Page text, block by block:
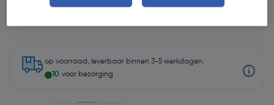
op voorraad, leverbaar binnen 3-5 werkdagen.
10 voor bezorging